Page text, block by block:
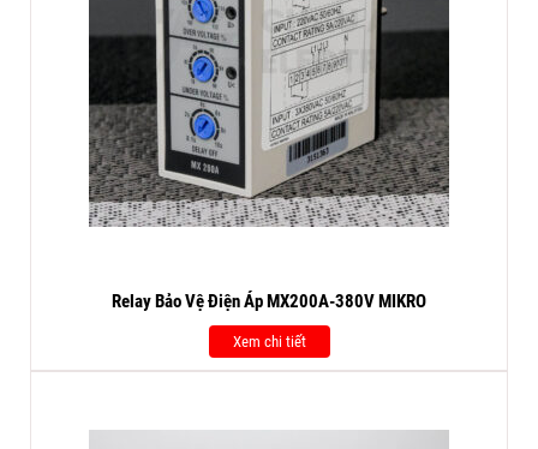
Relay Bảo Vệ Điện Áp MX200A-380V MIKRO
Xem chi tiết